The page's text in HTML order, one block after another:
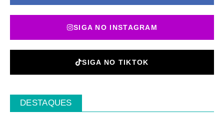
SIGA NO INSTAGRAM
SIGA NO TIKTOK
DESTAQUES